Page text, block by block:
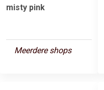
misty pink
Meerdere shops